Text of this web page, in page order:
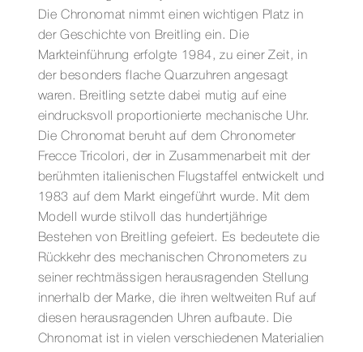
Die Chronomat nimmt einen wichtigen Platz in
der Geschichte von Breitling ein. Die
Markteinführung erfolgte 1984, zu einer Zeit, in
der besonders flache Quarzuhren angesagt
waren. Breitling setzte dabei mutig auf eine
eindrucksvoll proportionierte mechanische Uhr.
Die Chronomat beruht auf dem Chronometer
Frecce Tricolori, der in Zusammenarbeit mit der
berühmten italienischen Flugstaffel entwickelt und
1983 auf dem Markt eingeführt wurde. Mit dem
Modell wurde stilvoll das hundertjährige
Bestehen von Breitling gefeiert. Es bedeutete die
Rückkehr des mechanischen Chronometers zu
seiner rechtmässigen herausragenden Stellung
innerhalb der Marke, die ihren weltweiten Ruf auf
diesen herausragenden Uhren aufbaute. Die
Chronomat ist in vielen verschiedenen Materialien